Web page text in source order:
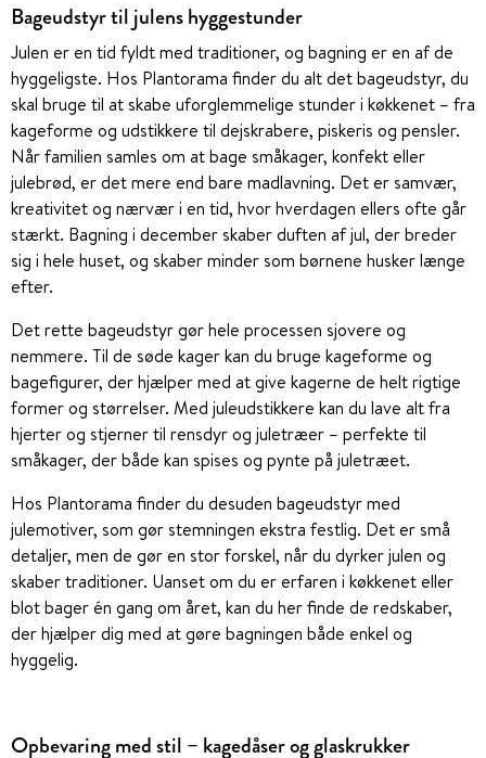
Bageudstyr til julens hyggestunder
Julen er en tid fyldt med traditioner, og bagning er en af de
hyggeligste. Hos Plantorama finder du alt det bageudstyr, du
skal bruge til at skabe uforglemmelige stunder i køkkenet – fra
kageforme og udstikkere til dejskrabere, piskeris og pensler.
Når familien samles om at bage småkager, konfekt eller
julebrød, er det mere end bare madlavning. Det er samvær,
kreativitet og nærvær i en tid, hvor hverdagen ellers ofte går
stærkt. Bagning i december skaber duften af jul, der breder
sig i hele huset, og skaber minder som børnene husker længe
efter.
Det rette bageudstyr gør hele processen sjovere og
nemmere. Til de søde kager kan du bruge kageforme og
bagefigurer, der hjælper med at give kagerne de helt rigtige
former og størrelser. Med juleudstikkere kan du lave alt fra
hjerter og stjerner til rensdyr og juletræer – perfekte til
småkager, der både kan spises og pynte på juletræet.
Hos Plantorama finder du desuden bageudstyr med
julemotiver, som gør stemningen ekstra festlig. Det er små
detaljer, men de gør en stor forskel, når du dyrker julen og
skaber traditioner. Uanset om du er erfaren i køkkenet eller
blot bager én gang om året, kan du her finde de redskaber,
der hjælper dig med at gøre bagningen både enkel og
hyggelig.
Opbevaring med stil – kagedåser og glaskrukker